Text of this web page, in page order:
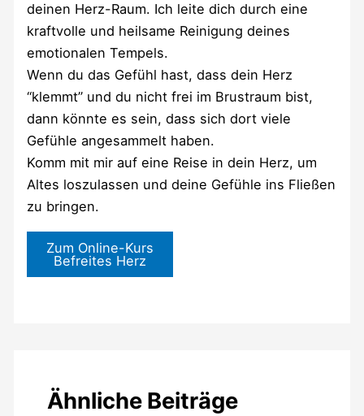
deinen Herz-Raum. Ich leite dich durch eine
kraftvolle und heilsame Reinigung deines
emotionalen Tempels.
Wenn du das Gefühl hast, dass dein Herz
“klemmt” und du nicht frei im Brustraum bist,
dann könnte es sein, dass sich dort viele
Gefühle angesammelt haben.
Komm mit mir auf eine Reise in dein Herz, um
Altes loszulassen und deine Gefühle ins Fließen
zu bringen.
Zum Online-Kurs
Befreites Herz
Ähnliche Beiträge